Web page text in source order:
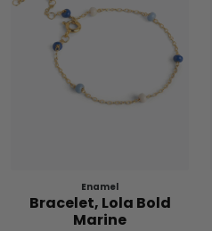
Enamel
Bracelet, Lola Bold
Marine